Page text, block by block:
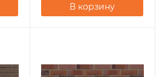
В корзину